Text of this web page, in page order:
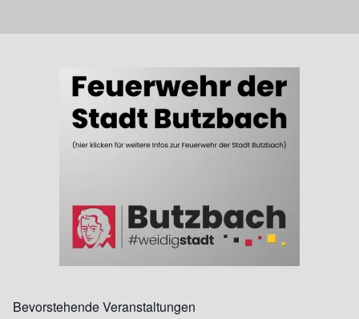
Bevorstehende Veranstaltungen